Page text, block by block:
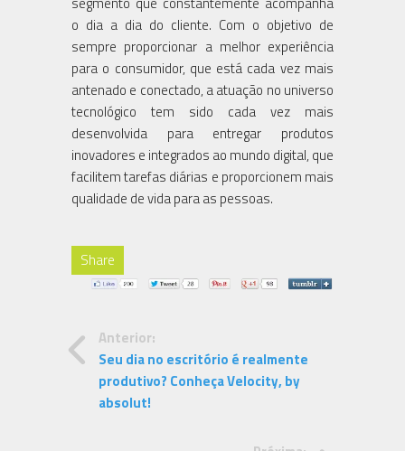
o dia a dia do cliente. Com o objetivo de
sempre proporcionar a melhor experiência
para o consumidor, que está cada vez mais
antenado e conectado, a atuação no universo
tecnológico tem sido cada vez mais
desenvolvida para entregar produtos
inovadores e integrados ao mundo digital, que
facilitem tarefas diárias e proporcionem mais
qualidade de vida para as pessoas.
Share
Anterior:
Seu dia no escritório é realmente
produtivo? Conheça Velocity, by
absolut!